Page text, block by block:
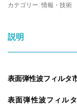
カテゴリー: 情報・技術
説明
表面弾性波フィルタ
表面弾性波フィル